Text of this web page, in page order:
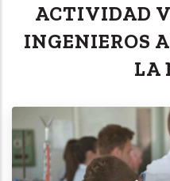
ACTIVIDAD
INGENIEROS
LA